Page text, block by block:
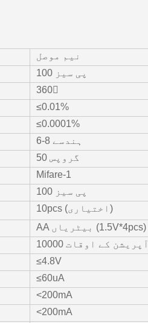
نیم موصل
100 پی سیز
360〫
≤0.01%
≤0.0001%
6-8 ہندسے
50 گروپس
Mifare-1
100 پی سیز
10pcs (اختیاری)
AA بیٹریاں (1.5V*4pcs)
10000 آپریشن کے اوقات
≤4.8V
≤60uA
<200mA
<200mA